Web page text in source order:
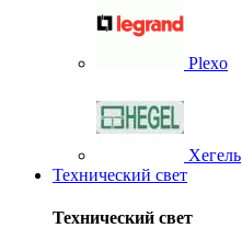
Plexo
Хегель
Технический свет
Технический свет